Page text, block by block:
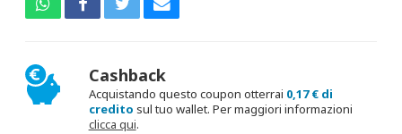
Cashback
Acquistando questo coupon otterrai 0,17 € di
credito sul tuo wallet. Per maggiori informazioni
clicca qui.